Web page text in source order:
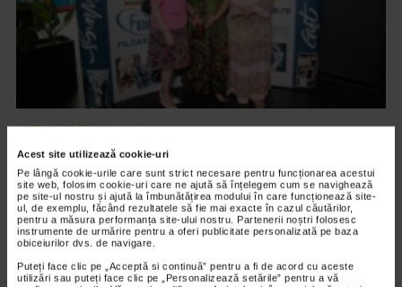
Acest site utilizează cookie-uri
Pe lângă cookie-urile care sunt strict necesare pentru funcționarea acestui
site web, folosim cookie-uri care ne ajută să înțelegem cum se navighează
pe site-ul nostru și ajută la îmbunătățirea modului în care funcționează site-
ul, de exemplu, făcând rezultatele să fie mai exacte în cazul căutărilor,
pentru a măsura performanța site-ului nostru. Partenerii noștri folosesc
instrumente de urmărire pentru a oferi publicitate personalizată pe baza
obiceiurilor dvs. de navigare.
Puteți face clic pe „Acceptă si continuă” pentru a fi de acord cu aceste
utilizări sau puteți face clic pe „Personalizează setările” pentru a vă
ARTELE SPECTACOLULUI
PREMIERA FILMULUI DARUL ARIPILOR
12.601 vizualizari
VIDEO